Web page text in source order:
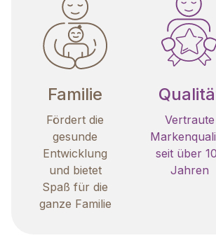
Familie
Fördert die
gesunde
Entwicklung
und bietet
Spaß für die
ganze Familie
Vertraute
seit über
Jahren